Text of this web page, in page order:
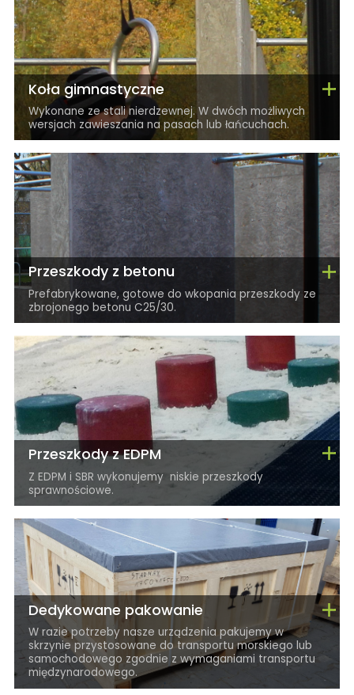
Koła gimnastyczne
Wykonane ze stali nierdzewnej. W dwóch możliwych
wersjach zawieszania na pasach lub łańcuchach.
Przeszkody z betonu
Prefabrykowane, gotowe do wkopania przeszkody ze
zbrojonego betonu C25/30.
Przeszkody z EDPM
Z EDPM i SBR wykonujemy niskie przeszkody
sprawnościowe.
Dedykowane pakowanie
W razie potrzeby nasze urządzenia pakujemy w
skrzynie przystosowane do transportu morskiego lub
samochodowego zgodnie z wymaganiami transportu
międzynarodowego.